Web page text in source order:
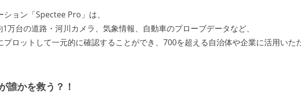
ョン「Spectee Pro」は、
万台の道路・河川カメラ、気象情報、自動車のプローブデータなど、
ロットして一元的に確認することができ、700を超える自治体や企業に活用いた
誰かを救う？！